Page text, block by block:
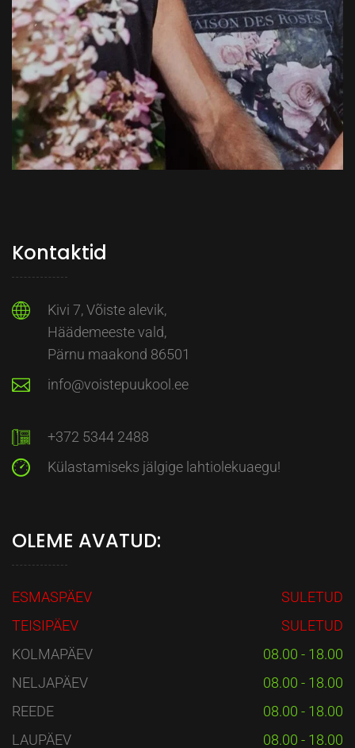
Kontaktid
Kivi 7, Võiste alevik,
Häädemeeste vald,
Pärnu maakond 86501
info@voistepuukool.ee
+372 5344 2488
Külastamiseks jälgige lahtiolekuaegu!
OLEME AVATUD:
ESMASPÄEV
SULETUD
TEISIPÄEV
SULETUD
KOLMAPÄEV
08.00 - 18.00
NELJAPÄEV
08.00 - 18.00
REEDE
08.00 - 18.00
LAUPÄEV
08.00 - 18.00